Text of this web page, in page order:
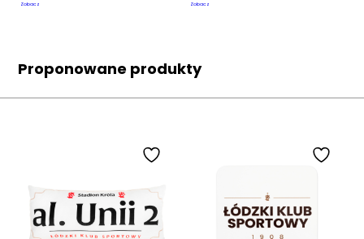
Zobacz Zobacz
Proponowane produkty